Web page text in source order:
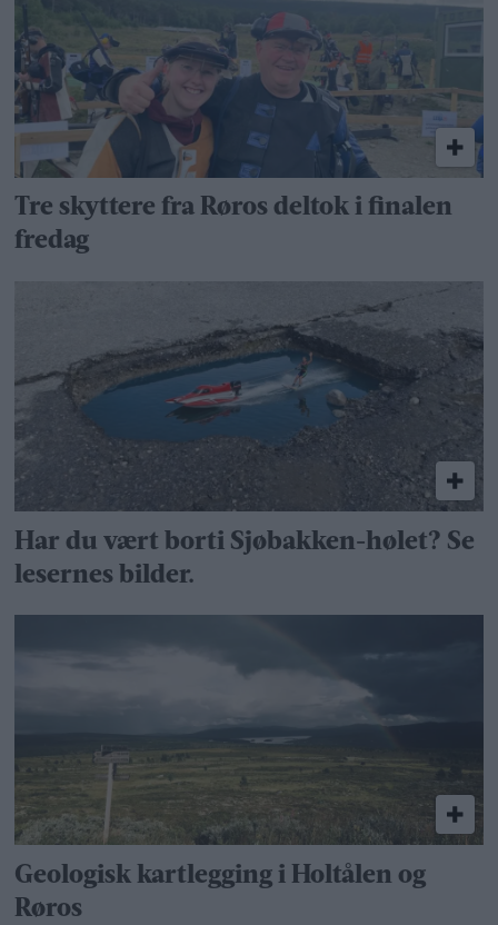
Tre skyttere fra Røros deltok i finalen
fredag
Har du vært borti Sjøbakken-hølet? Se
lesernes bilder.
Geologisk kartlegging i Holtålen og
Røros